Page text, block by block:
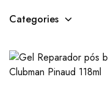
Categories